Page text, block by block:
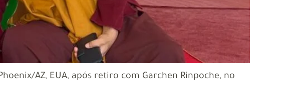
AZ, EUA, após retiro com Garchen Rinpoche, no